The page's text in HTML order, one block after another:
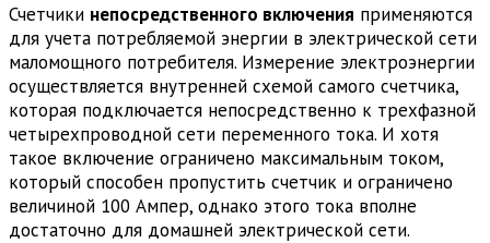
Счетчики непосредственного включения применяются
для учета потребляемой энергии в электрической сети
маломощного потребителя. Измерение электроэнергии
осуществляется внутренней схемой самого счетчика,
которая подключается непосредственно к трехфазной
четырехпроводной сети переменного тока. И хотя
такое включение ограничено максимальным током,
который способен пропустить счетчик и ограничено
величиной 100 Ампер, однако этого тока вполне
достаточно для домашней электрической сети.